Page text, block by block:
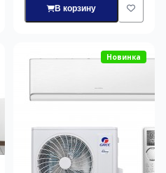
В корзину
Новинка